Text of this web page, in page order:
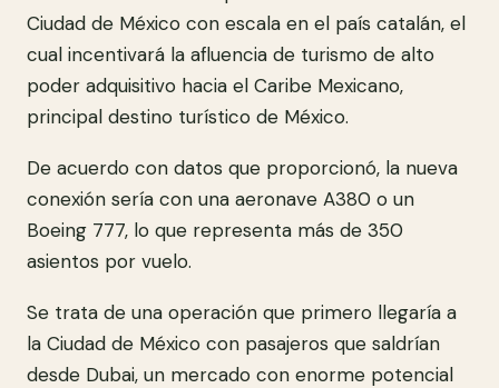
Ciudad de México con escala en el país catalán, el
cual incentivará la afluencia de turismo de alto
poder adquisitivo hacia el Caribe Mexicano,
principal destino turístico de México.
De acuerdo con datos que proporcionó, la nueva
conexión sería con una aeronave A380 o un
Boeing 777, lo que representa más de 350
asientos por vuelo.
Se trata de una operación que primero llegaría a
la Ciudad de México con pasajeros que saldrían
desde Dubai, un mercado con enorme potencial